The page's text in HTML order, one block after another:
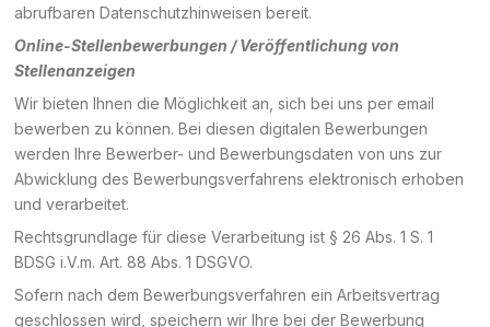
abrufbaren Datenschutzhinweisen bereit.
Online-Stellenbewerbungen / Veröffentlichung von
Stellenanzeigen
Wir bieten Ihnen die Möglichkeit an, sich bei uns per email
bewerben zu können. Bei diesen digitalen Bewerbungen
werden Ihre Bewerber- und Bewerbungsdaten von uns zur
Abwicklung des Bewerbungsverfahrens elektronisch erhoben
und verarbeitet.
Rechtsgrundlage für diese Verarbeitung ist § 26 Abs. 1 S. 1
BDSG i.V.m. Art. 88 Abs. 1 DSGVO.
Sofern nach dem Bewerbungsverfahren ein Arbeitsvertrag
geschlossen wird, speichern wir Ihre bei der Bewerbung